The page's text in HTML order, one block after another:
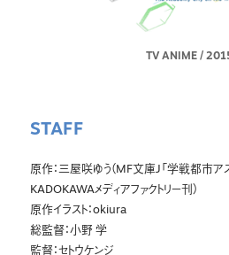
TV ANIME/
STAFF
原作：三屋咲ゆう（MF文庫J「学戦都市アス
KADOKAWAメディアファクトリー刊）
原作イラスト：okiura
総監督：小野 学
監督：セトウケンジ